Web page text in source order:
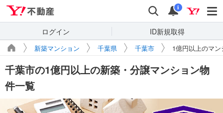
検索 通知
i
ログイン ID新規取得
新築マンション 千葉県 千葉市 1億円以上のマ
千葉市の1億円以上の新築・分譲マンション物
件一覧